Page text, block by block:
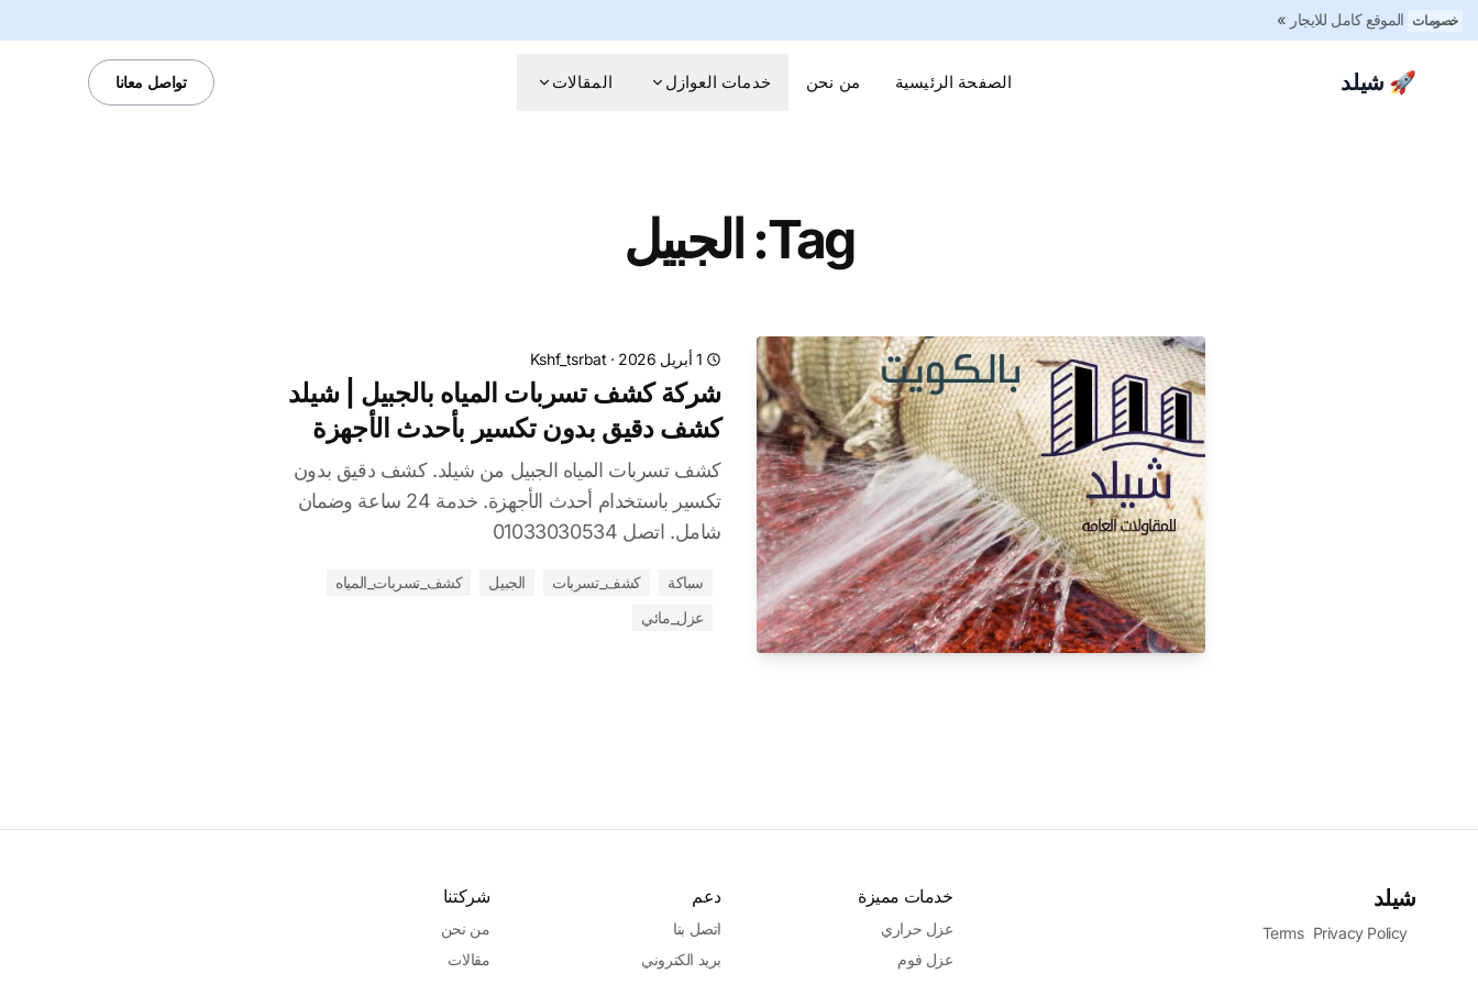
خصومات الموقع كامل للايجار »
🚀 شيلد الصفحة الرئيسية من نحن خدمات العوازل المقالات تواصل معانا
Tag: الجبيل
1 أبريل 2026 ·
Kshf_tsrbat
شركة كشف تسربات المياه بالجبيل | شيلد
كشف دقيق بدون تكسير بأحدث الأجهزة
كشف تسربات المياه الجبيل من شيلد. كشف دقيق بدون
تكسير باستخدام أحدث الأجهزة. خدمة 24 ساعة وضمان
شامل. اتصل 01033030534
سباكة كشف_تسربات الجبيل
كشف_تسربات_المياه
عزل_مائي
شيلد
Terms Privacy Policy
خدمات مميزة
عزل حراري
عزل فوم
دعم
اتصل بنا
بريد الكتروني
شركتنا
من نحن
مقالات